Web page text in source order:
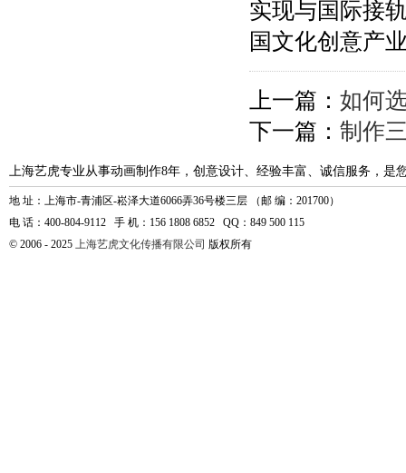
实现与国际接
国文化创意产
上一篇： 如何
下一篇： 制作
上海艺虎专业从事动画制作8年，创意设计、经验丰富、诚信服务，是
地 址：上海市-青浦区-崧泽大道6066弄36号楼三层 （邮 编：201700）
电 话：400-804-9112 手 机：156 1808 6852 QQ：849 500 115
© 2006 - 2025 上海艺虎文化传播有限公司 版权所有